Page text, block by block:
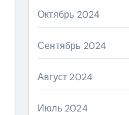
Октябрь 2024
Сентябрь 2024
Август 2024
Июль 2024